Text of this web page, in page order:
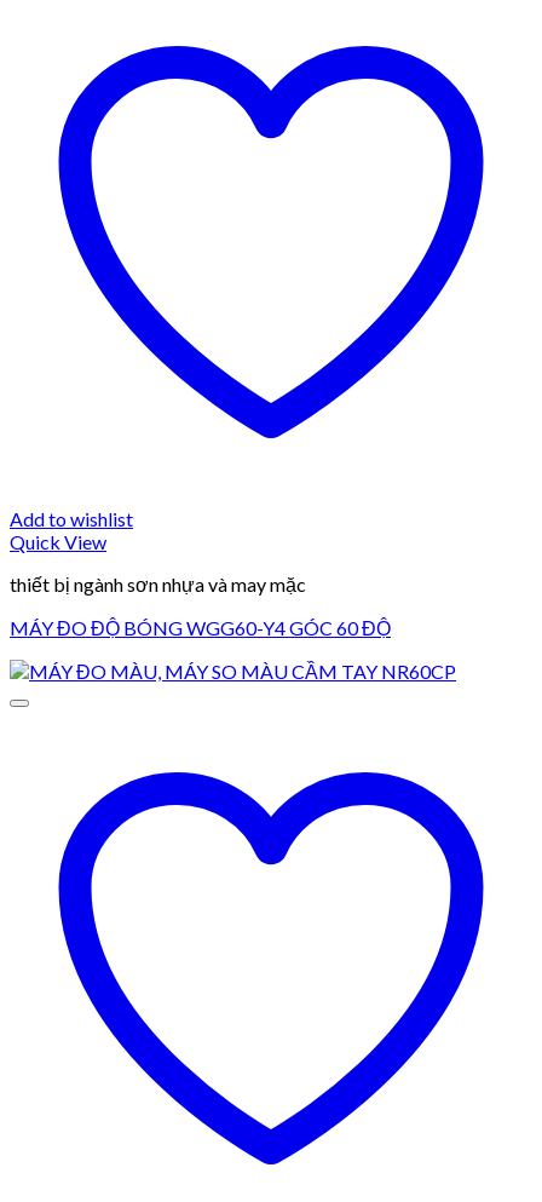
Add to wishlist
Quick View
thiết bị ngành sơn nhựa và may mặc
MÁY ĐO ĐỘ BÓNG WGG60-Y4 GÓC 60 ĐỘ